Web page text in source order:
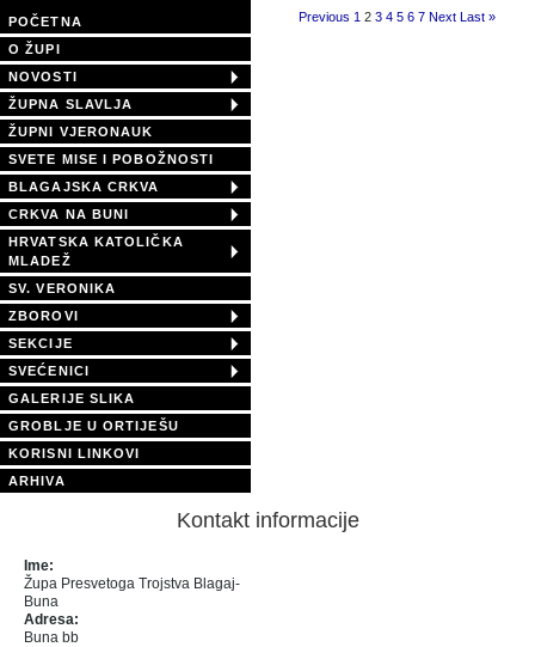
Previous 1 2 3 4 5 6 7 Next Last »
POČETNA
O ŽUPI
NOVOSTI
ŽUPNA SLAVLJA
ŽUPNI VJERONAUK
SVETE MISE I POBOŽNOSTI
BLAGAJSKA CRKVA
CRKVA NA BUNI
HRVATSKA KATOLIČKA
MLADEŽ
SV. VERONIKA
ZBOROVI
SEKCIJE
SVEĆENICI
GALERIJE SLIKA
GROBLJE U ORTIJEŠU
KORISNI LINKOVI
ARHIVA
Kontakt informacije
Ime:
Župa Presvetoga Trojstva Blagaj-
Buna
Adresa:
Buna bb